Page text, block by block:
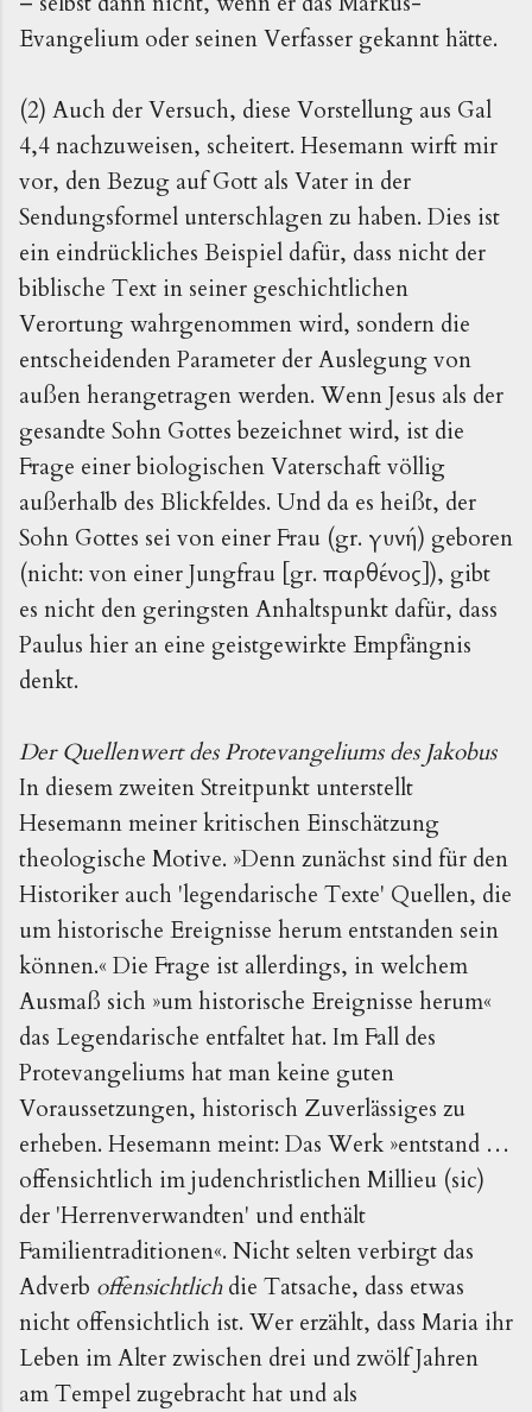
Evangelium oder seinen Verfasser gekannt hätte.
(2) Auch der Versuch, diese Vorstellung aus Gal
4,4 nachzuweisen, scheitert. Hesemann wirft mir
vor, den Bezug auf Gott als Vater in der
Sendungsformel unterschlagen zu haben. Dies ist
ein eindrückliches Beispiel dafür, dass nicht der
biblische Text in seiner geschichtlichen
Verortung wahrgenommen wird, sondern die
entscheidenden Parameter der Auslegung von
außen herangetragen werden. Wenn Jesus als der
gesandte Sohn Gottes bezeichnet wird, ist die
Frage einer biologischen Vaterschaft völlig
außerhalb des Blickfeldes. Und da es heißt, der
Sohn Gottes sei von einer Frau (gr. γυνή) geboren
(nicht: von einer Jungfrau [gr. παρθένος]), gibt
es nicht den geringsten Anhaltspunkt dafür, dass
Paulus hier an eine geistgewirkte Empfängnis
denkt.
Der Quellenwert des Protevangeliums des Jakobus
In diesem zweiten Streitpunkt unterstellt
Hesemann meiner kritischen Einschätzung
theologische Motive. »Denn zunächst sind für den
Historiker auch 'legendarische Texte' Quellen, die
um historische Ereignisse herum entstanden sein
können.« Die Frage ist allerdings, in welchem
Ausmaß sich »um historische Ereignisse herum«
das Legendarische entfaltet hat. Im Fall des
Protevangeliums hat man keine guten
Voraussetzungen, historisch Zuverlässiges zu
erheben. Hesemann meint: Das Werk »entstand …
offensichtlich im judenchristlichen Millieu (sic)
der 'Herrenverwandten' und enthält
Familientraditionen«. Nicht selten verbirgt das
Adverb offensichtlichdie Tatsache, dass etwas
nicht offensichtlich ist. Wer erzählt, dass Maria ihr
Leben im Alter zwischen drei und zwölf Jahren
am Tempel zugebracht hat und als